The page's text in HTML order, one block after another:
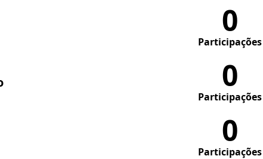
0
Participações
0
Participações
0
Participações